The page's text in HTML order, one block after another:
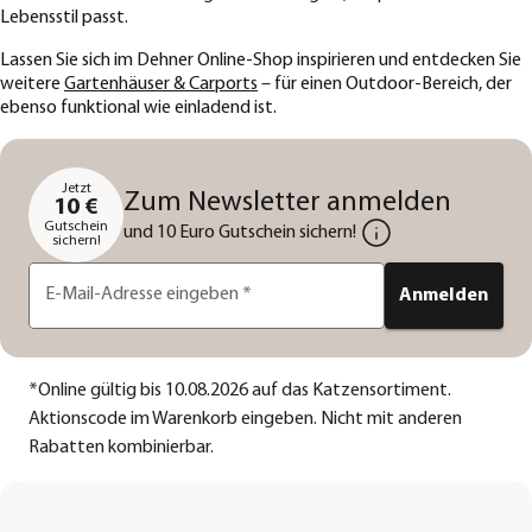
Lebensstil passt.
Lassen Sie sich im Dehner Online-Shop inspirieren und entdecken Sie
weitere Gartenhäuser & Carports – für einen Outdoor-Bereich, der
ebenso funktional wie einladend ist.
Jetzt
10 €
Gutschein
sichern!
Zum Newsletter anmelden
und 10 Euro Gutschein sichern!
E-Mail-Adresse eingeben * Anmelden
*Online gültig bis 10.08.2026 auf das Katzensortiment.
Aktionscode im Warenkorb eingeben. Nicht mit anderen
Rabatten kombinierbar.